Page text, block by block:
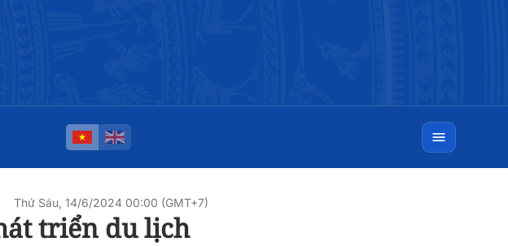
Thứ Sáu, 14/6/2024 00:00 (GMT+7)
triển du lịch